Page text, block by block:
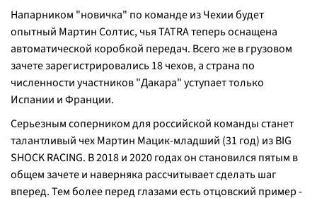
Напарником "новичка" по команде из Чехии будет
опытный Мартин Солтис, чья TATRA теперь оснащена
автоматической коробкой передач. Всего же в грузовом
зачете зарегистрировались 18 чехов, а страна по
численности участников "Дакара" уступает только
Испании и Франции.
Серьезным соперником для российской команды станет
талантливый чех Мартин Мацик-младший (31 год) из BIG
SHOCK RACING. В 2018 и 2020 годах он становился пятым в
общем зачете и наверняка рассчитывает сделать шаг
вперед. Тем более перед глазами есть отцовский пример -